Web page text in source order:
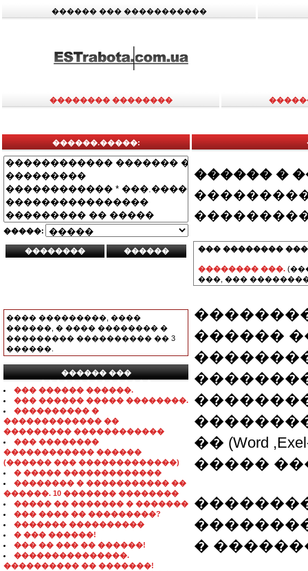
������ ��� �����������
�������� ��������
������.�����:
�����:
���� ���������, ����
������, � ���� �������� �
��������� ���������� �� 3
������.
������ ���
���������������
��� ������ ������.
��� ������ ����� ��������.
���������� �
������������� ��
��������� ������������
��� ��������
������������ ������
(������ ��� �������������)
� ����� �������������
�������� � ����������� ��
������. 10 ������� ��������
����� �� ������� � �������
��� ���� �� ���������?
������� ����������
� ��� ������!
��� �� ��� �� ������!
���������������.
���������� �� �������!
������ �
��� ��������
�������� ���.
���, ���
������
�� (Word
�����
�